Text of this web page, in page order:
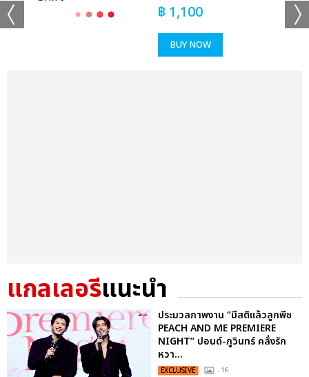
฿ 1,100
BUY NOW
แกลเลอรีแนะนำ
ประมวลภาพงาน “มีสติแล้วลูกพีช
PEACH AND ME PREMIERE
NIGHT” ปอนด์-ภูวินทร์ คลั่งรัก
หวา...
EXCLUSIVE : 16